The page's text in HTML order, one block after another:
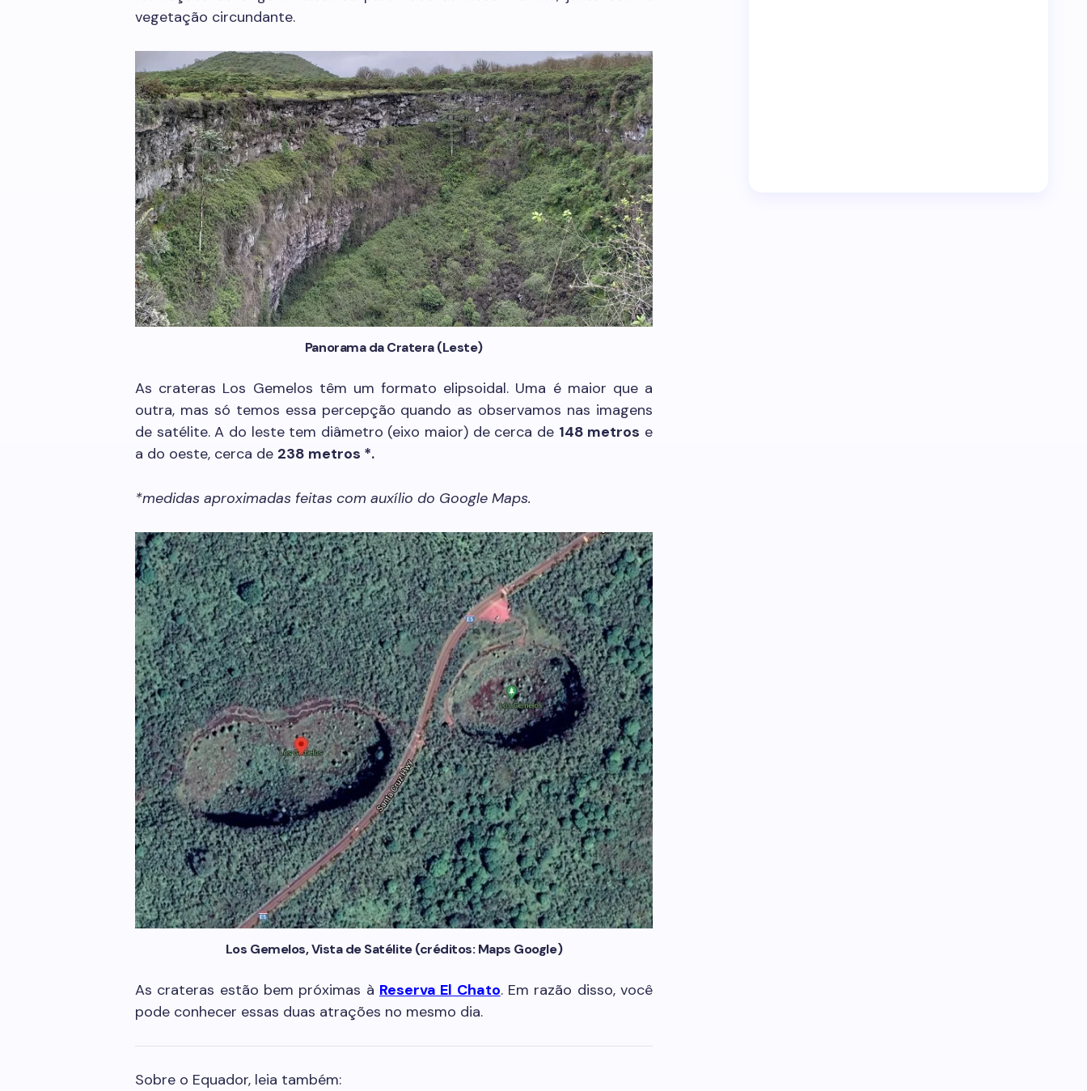
vegetação circundante.
Panorama da Cratera (Leste)
As crateras Los Gemelos têm um formato elipsoidal. Uma é maior que a
outra, mas só temos essa percepção quando as observamos nas imagens
de satélite. A do leste tem diâmetro (eixo maior) de cerca de 148 metros e
a do oeste, cerca de 238 metros *.
*medidas aproximadas feitas com auxílio do Google Maps.
Los Gemelos, Vista de Satélite (créditos: Maps Google)
As crateras estão bem próximas à Reserva El Chato. Em razão disso, você
pode conhecer essas duas atrações no mesmo dia.
Sobre o Equador, leia também: